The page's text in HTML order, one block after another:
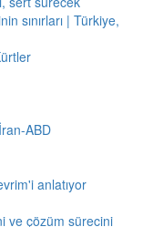
sınırları | Türkiye,
ABD
anlatıyor
ve çözüm sürecini